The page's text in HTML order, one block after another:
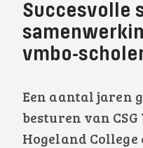
Succesvolle
vmbo-
Een aantal jaren
besturen van
Hogeland